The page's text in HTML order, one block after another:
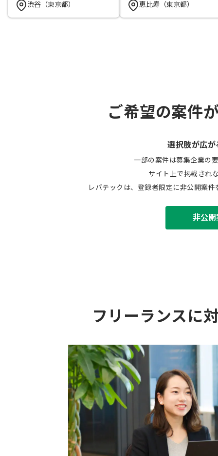
渋谷（東京都） 恵比寿（東京都）
ご希望の案件
選択肢が広が
一部の案件は募集企業の
サイト上で掲載され
レバテックは、登録者限定に非公開案
非公
フリーランスに